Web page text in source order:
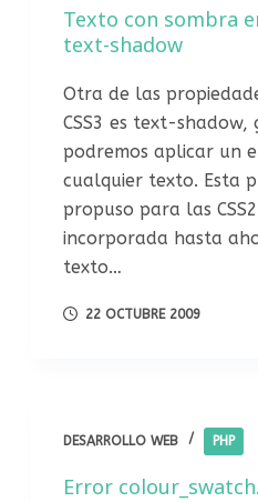
Texto con sombra
text-shadow
Otra de las
CSS3 es text-
podremos aplicar un
cualquier texto. Esta
propuso para las
incorporada hasta
texto…
22 OCTUBRE 2009
DESARROLLO WEB PHP
Error